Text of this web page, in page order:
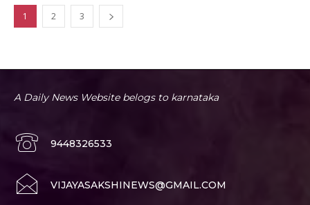
1 2 3
A Daily News Website belogs to karnataka
9448326533
VIJAYASAKSHINEWS@GMAIL.COM